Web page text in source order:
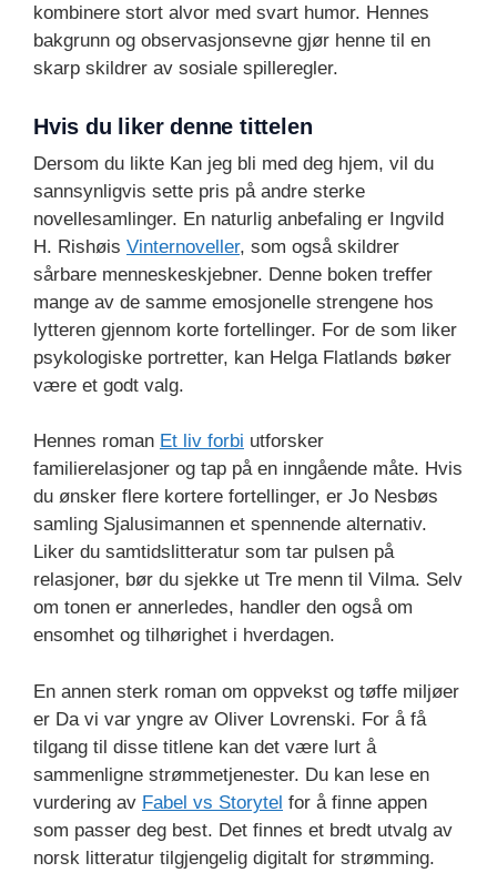
kombinere stort alvor med svart humor. Hennes
bakgrunn og observasjonsevne gjør henne til en
skarp skildrer av sosiale spilleregler.
Hvis du liker denne tittelen
Dersom du likte Kan jeg bli med deg hjem, vil du
sannsynligvis sette pris på andre sterke
novellesamlinger. En naturlig anbefaling er Ingvild
H. Rishøis Vinternoveller, som også skildrer
sårbare menneskeskjebner. Denne boken treffer
mange av de samme emosjonelle strengene hos
lytteren gjennom korte fortellinger. For de som liker
psykologiske portretter, kan Helga Flatlands bøker
være et godt valg.
Hennes roman Et liv forbi utforsker
familierelasjoner og tap på en inngående måte. Hvis
du ønsker flere kortere fortellinger, er Jo Nesbøs
samling Sjalusimannen et spennende alternativ.
Liker du samtidslitteratur som tar pulsen på
relasjoner, bør du sjekke ut Tre menn til Vilma. Selv
om tonen er annerledes, handler den også om
ensomhet og tilhørighet i hverdagen.
En annen sterk roman om oppvekst og tøffe miljøer
er Da vi var yngre av Oliver Lovrenski. For å få
tilgang til disse titlene kan det være lurt å
sammenligne strømmetjenester. Du kan lese en
vurdering av Fabel vs Storytel for å finne appen
som passer deg best. Det finnes et bredt utvalg av
norsk litteratur tilgjengelig digitalt for strømming.